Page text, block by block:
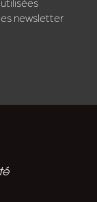
newsletter